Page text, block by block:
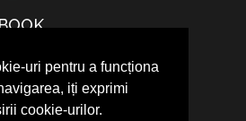
uri pentru a funcționa
iți exprimi
cookie-urilor.